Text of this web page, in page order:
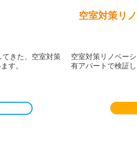
てきた、空室対策
す。
空室対策リ
空室対策リノベー
有アパートで検証